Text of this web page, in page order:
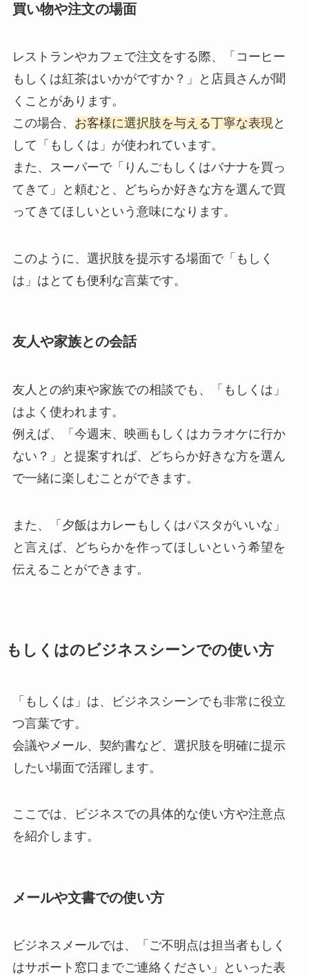
買い物や注文の場面
レストランやカフェで注文をする際、「コーヒー
もしくは紅茶はいかがですか？」と店員さんが聞
くことがあります。
この場合、 お客様に選択肢を与える丁寧な表現と
して「もしくは」が使われています。
また、スーパーで「りんごもしくはバナナを買っ
てきて」と頼むと、どちらか好きな方を選んで買
ってきてほしいという意味になります。
このように、選択肢を提示する場面で「もしく
は」はとても便利な言葉です。
友人や家族との会話
友人との約束や家族での相談でも、「もしくは」
はよく使われます。
例えば、「今週末、映画もしくはカラオケに行か
ない？」と提案すれば、どちらか好きな方を選ん
で一緒に楽しむことができます。
また、「夕飯はカレーもしくはパスタがいいな」
と言えば、どちらかを作ってほしいという希望を
伝えることができます。
もしくはのビジネスシーンでの使い方
「もしくは」は、ビジネスシーンでも非常に役立
つ言葉です。
会議やメール、契約書など、選択肢を明確に提示
したい場面で活躍します。
ここでは、ビジネスでの具体的な使い方や注意点
を紹介します。
メールや文書での使い方
ビジネスメールでは、「ご不明点は担当者もしく
はサポート窓口までご連絡ください」といった表